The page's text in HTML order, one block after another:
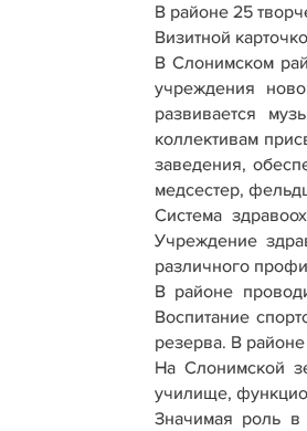
В районе 25
Визитной
В Слонимском
учреждения
развивается
коллективам
заведения,
медсестер,
Система
Учреждение
различного
В районе
Воспитание
резерва. В
На Слонимской
училище,
Значимая роль в